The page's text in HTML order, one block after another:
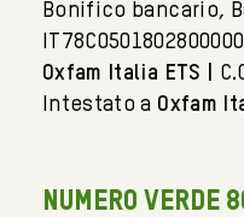
Bonifico bancario,
Oxfam Italia ETS |
Intestato a Oxfam
NUMERO VERDE